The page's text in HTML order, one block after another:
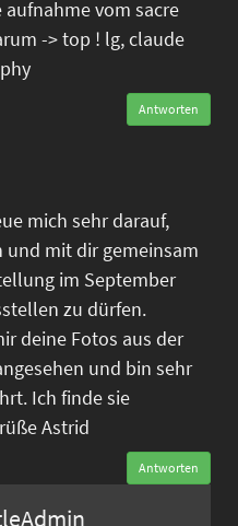
vom sacre
-> top ! lg, claude
Antworten
mich sehr darauf,
mit dir gemeinsam
im September
zu dürfen.
deine Fotos aus der
und bin sehr
Ich finde sie
Astrid
Antworten